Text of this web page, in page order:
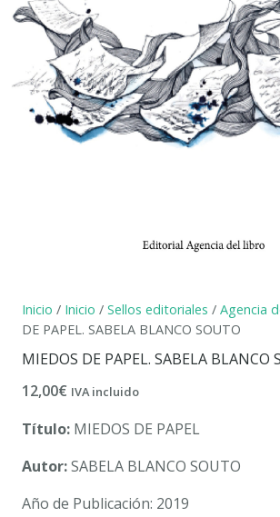
Inicio / Inicio / Sellos editoriales / Agencia
DE PAPEL. SABELA BLANCO SOUTO
MIEDOS DE PAPEL. SABELA BLANCO
12,00€ IVA incluido
Título: MIEDOS DE PAPEL
Autor:SABELA BLANCO SOUTO
Año de Publicación: 2019